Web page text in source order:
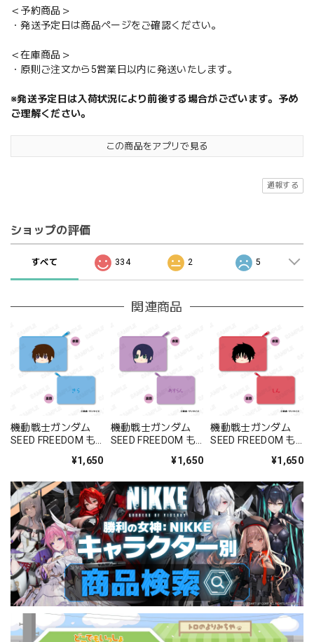
＜予約商品＞
・発送予定日は商品ページをご確認ください。
＜在庫商品＞
・原則ご注文から5営業日以内に発送いたします。
※発送予定日は入荷状況により前後する場合がございます。予め
ご理解ください。
この商品をアプリで見る
通報する
ショップの評価
すべて 334 2 5
関連商品
機動戦士ガンダム
SEED FREEDOM も
チ A：キラ・ヤマト
¥1,650
機動戦士ガンダム
SEED FREEDOM も
チ B：アスラン・ザ
¥1,650
機動戦士ガンダム
SEED FREEDOM も
チ C：シン・アスカ
¥1,650